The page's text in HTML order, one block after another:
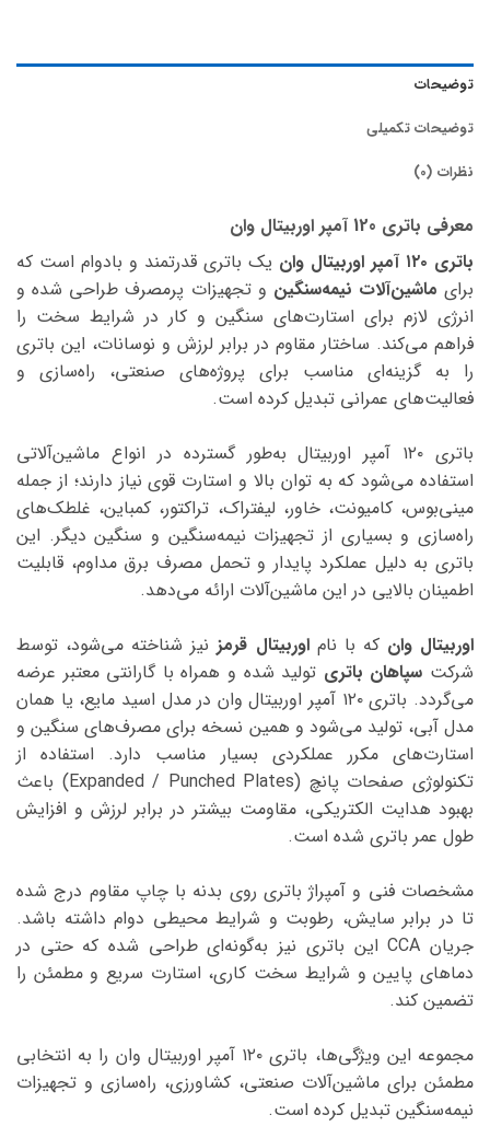
توضیحات
توضیحات تکمیلی
نظرات (0)
معرفی باتری 120 آمپر اوربیتال وان
باتری ۱۲۰ آمپر اوربیتال وان
یک باتری قدرتمند و بادوام است که
برای ماشین‌آلات نیمه‌سنگین و تجهیزات پرمصرف طراحی شده و
انرژی لازم برای استارت‌های سنگین و کار در شرایط سخت را
فراهم می‌کند. ساختار مقاوم در برابر لرزش و نوسانات، این باتری
را به گزینه‌ای مناسب برای پروژه‌های صنعتی، راه‌سازی و
فعالیت‌های عمرانی تبدیل کرده است.
باتری ۱۲۰ آمپر اوربیتال به‌طور گسترده در انواع ماشین‌آلاتی
استفاده می‌شود که به توان بالا و استارت قوی نیاز دارند؛ از جمله
مینی‌بوس، کامیونت، خاور، لیفتراک، تراکتور، کمباین، غلطک‌های
راه‌سازی و بسیاری از تجهیزات نیمه‌سنگین و سنگین دیگر. این
باتری به دلیل عملکرد پایدار و تحمل مصرف برق مداوم، قابلیت
اطمینان بالایی در این ماشین‌آلات ارائه می‌دهد.
اوربیتال وان که با ناماوربیتال قرمزنیز شناخته می‌شود، توسط
شرکت سپاهان باتری تولید شده و همراه با گارانتی معتبر عرضه
می‌گردد. باتری ۱۲۰ آمپر اوربیتال وان در مدل اسید مایع، یا همان
مدل آبی، تولید می‌شود و همین نسخه برای مصرف‌های سنگین و
استارت‌های مکرر عملکردی بسیار مناسب دارد. استفاده از
تکنولوژی صفحات پانچ (Expanded / Punched Plates) باعث
بهبود هدایت الکتریکی، مقاومت بیشتر در برابر لرزش و افزایش
طول عمر باتری شده است.
مشخصات فنی و آمپراژ باتری روی بدنه با چاپ مقاوم درج شده
تا در برابر سایش، رطوبت و شرایط محیطی دوام داشته باشد.
جریان CCA این باتری نیز به‌گونه‌ای طراحی شده که حتی در
دماهای پایین و شرایط سخت کاری، استارت سریع و مطمئن را
تضمین کند.
مجموعه این ویژگی‌ها، باتری ۱۲۰ آمپر اوربیتال وان را به انتخابی
مطمئن برای ماشین‌آلات صنعتی، کشاورزی، راه‌سازی و تجهیزات
نیمه‌سنگین تبدیل کرده است.